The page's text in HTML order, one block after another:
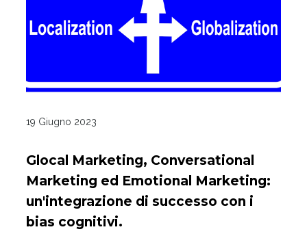
19 Giugno 2023
Glocal Marketing, Conversational
Marketing ed Emotional Marketing:
un'integrazione di successo con i
bias cognitivi.